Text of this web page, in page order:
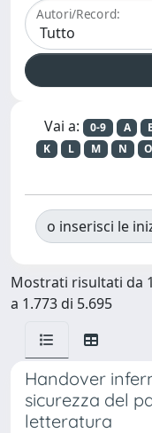
Autori/Record:
Vai a: 0-9 A
K
L M N O
o inserisci le
Mostrati risultati da
a 1.773 di 5.695
Handover
sicurezza del
letteratura